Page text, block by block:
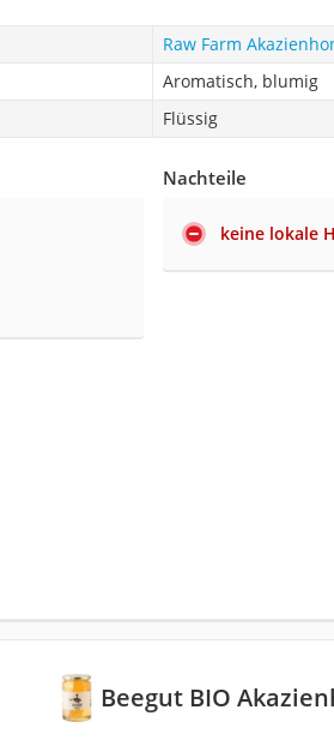
Raw Farm
Aromatisch, blumig
Flüssig
Nachteile
keine lokale
Beegut BIO